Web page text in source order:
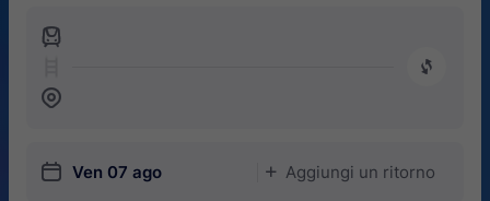
󱍉
󰿠
󱒣
󱎗 Ven 07 ago 󱅇 Aggiungi un ritorno